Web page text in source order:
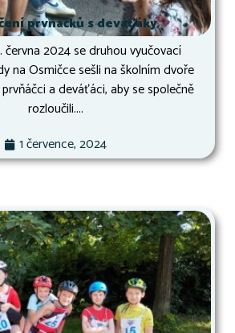
prvňáčků s deváťáky
června 2024 se druhou vyučovací
na Osmičce sešli na školním dvoře
a deváťáci, aby se společně
rozloučili....
1 července, 2024